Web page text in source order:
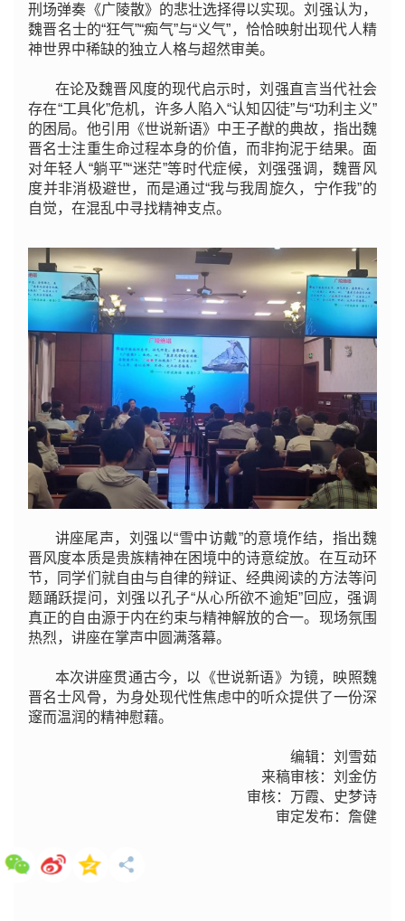
刑场弹奏《广陵散》的悲壮选择得以实现。刘强认为，
魏晋名士的“狂气”“痴气”与“义气”，恰恰映射出现代人精
神世界中稀缺的独立人格与超然审美。
在论及魏晋风度的现代启示时，刘强直言当代社会
存在“工具化”危机，许多人陷入“认知囚徒”与“功利主义”
的困局。他引用《世说新语》中王子猷的典故，指出魏
晋名士注重生命过程本身的价值，而非拘泥于结果。面
对年轻人“躺平”“迷茫”等时代症候，刘强强调，魏晋风
度并非消极避世，而是通过“我与我周旋久，宁作我”的
自觉，在混乱中寻找精神支点。
讲座尾声，刘强以“雪中访戴”的意境作结，指出魏
晋风度本质是贵族精神在困境中的诗意绽放。在互动环
节，同学们就自由与自律的辩证、经典阅读的方法等问
题踊跃提问，刘强以孔子“从心所欲不逾矩”回应，强调
真正的自由源于内在约束与精神解放的合一。现场氛围
热烈，讲座在掌声中圆满落幕。
本次讲座贯通古今，以《世说新语》为镜，映照魏
晋名士风骨，为身处现代性焦虑中的听众提供了一份深
邃而温润的精神慰藉。
编辑： 刘雪茹
来稿审核：刘金仿
审核：万霞、史梦诗
审定发布：詹健